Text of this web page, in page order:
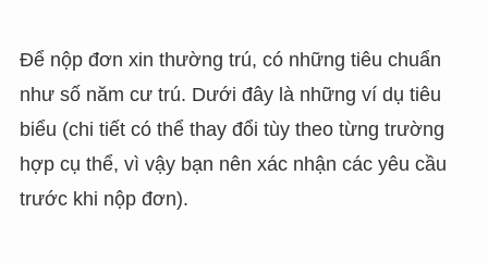
Để nộp đơn xin thường trú, có những tiêu chuẩn
như số năm cư trú. Dưới đây là những ví dụ tiêu
biểu (chi tiết có thể thay đổi tùy theo từng trường
hợp cụ thể, vì vậy bạn nên xác nhận các yêu cầu
trước khi nộp đơn).